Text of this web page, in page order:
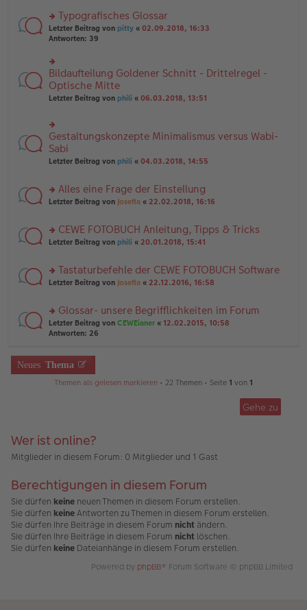
tr
a
g
n
er
B
a
g
u
n
g
es
e
n
er
B
tr
a
g
rs
te
u
n
g
el
es
n
er
B
ei
tr
Typografisches Glossar
Letzter Beitrag von pitty « 02.09.2018, 16:33
Antworten: 39
rs
te
r
u
g
el
es
e
n
B
ei
tr
g
Bildaufteilung Goldener Schnitt - Drittelregel -
Optische Mitte
Letzter Beitrag von phili « 06.03.2018, 13:51
rs
te
r
u
g
el
es
n
er
tr
a
Gestaltungskonzepte Minimalismus versus Wabi-
Sabi
Letzter Beitrag von phili « 04.03.2018, 14:55
rs
u
n
es
e
B
ei
tr
g
Alles eine Frage der Einstellung
Letzter Beitrag von Josefia « 22.02.2018, 16:16
rs
u
n
es
e
n
B
ei
tr
CEWE FOTOBUCH Anleitung, Tipps & Tricks
Letzter Beitrag von phili « 20.01.2018, 15:41
rs
u
n
g
es
e
n
g
Tastaturbefehle der CEWE FOTOBUCH Software
Letzter Beitrag von Josefia « 22.12.2016, 16:58
rs
te
n
g
ei
tr
Glossar- unsere Begrifflichkeiten im Forum
Letzter Beitrag von CEWEianer « 12.02.2015, 10:58
Antworten: 26
Neues Thema
Themen als gelesen markieren • 22 Themen • Seite 1 von 1
Gehe zu
Wer ist online?
Mitglieder in diesem Forum: 0 Mitglieder und 1 Gast
Berechtigungen in diesem Forum
Sie dürfen keine neuen Themen in diesem Forum erstellen.
Sie dürfen keineAntworten zu Themen in diesem Forum erstellen.
Sie dürfen Ihre Beiträge in diesem Forum nicht ändern.
Sie dürfen Ihre Beiträge in diesem Forum nicht löschen.
Sie dürfen keine Dateianhänge in diesem Forum erstellen.
Powered by phpBB® Forum Software © phpBB Limited